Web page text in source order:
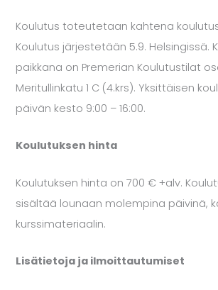
Koulutus toteutetaan kahtena
Koulutus järjestetään 5.9. Helsingissä.
paikkana on Premerian Koulutustilat
Meritullinkatu 1 C (4.krs). Yksittäisen
päivän kesto 9:00 – 16:00.
Koulutuksen hinta
Koulutuksen hinta on 700 € +alv.
sisältää lounaan molempina päivinä,
kurssimateriaalin.
Lisätietoja ja ilmoittautumiset